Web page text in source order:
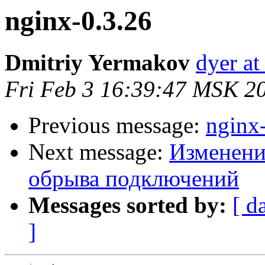
nginx-0.3.26
Dmitriy Yermakov dyer
Fri Feb 3 16:39:47 MSK
Previous message:
Next message:
обрыва подключений
Messages sorted by: [
]